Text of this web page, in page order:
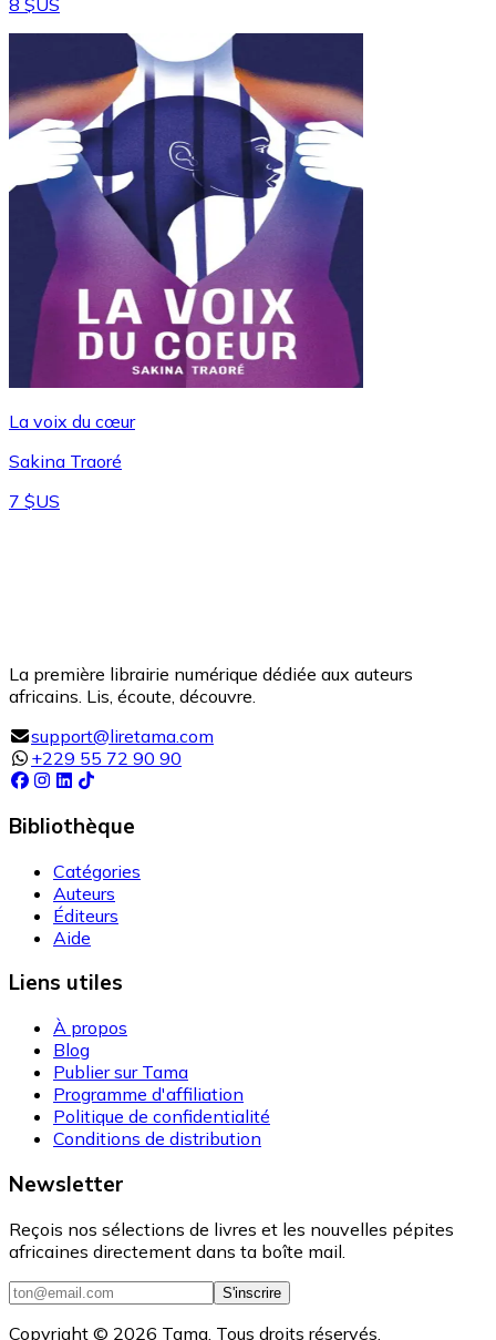
8 $US
La voix du cœur
Sakina Traoré
7 $US
La première librairie numérique dédiée aux auteurs
africains. Lis, écoute, découvre.
support@liretama.com
+229 55 72 90 90
Bibliothèque
Catégories
Auteurs
Éditeurs
Aide
Liens utiles
À propos
Blog
Publier sur Tama
Programme d'affiliation
Politique de confidentialité
Conditions de distribution
Newsletter
Reçois nos sélections de livres et les nouvelles pépites
africaines directement dans ta boîte mail.
S'inscrire
Copyright © 2026 Tama. Tous droits réservés.